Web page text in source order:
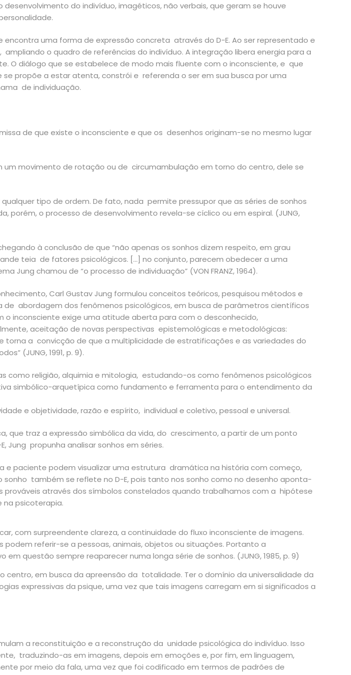
do indivíduo, imagéticos, não verbais, que geram se houve
uma forma de expressão concreta através do D-E. Ao ser representado e
o quadro de referências do indivíduo. A integração libera energia para a
O diálogo que se estabelece de modo mais fluente com o inconsciente, e que
propõe a estar atenta, constrói e referenda o ser em sua busca por uma
de individuação.
de que existe o inconsciente e que os desenhos originam-se no mesmo lugar
movimento de rotação ou de circumambulação em torno do centro, dele se
tipo de ordem. De fato, nada permite pressupor que as séries de sonhos
porém, o processo de desenvolvimento revela-se cíclico ou em espiral. (JUNG,
à conclusão de que “não apenas os sonhos dizem respeito, em grau
teia de fatores psicológicos. […] no conjunto, parecem obedecer a uma
Jung chamou de “o processo de individuação” (VON FRANZ, 1964).
Carl Gustav Jung formulou conceitos teóricos, pesquisou métodos e
abordagem dos fenômenos psicológicos, em busca de parâmetros científicos
o inconsciente exige uma atitude aberta para com o desconhecido,
aceitação de novas perspectivas epistemológicas e metodológicas:
torna a convicção de que a multiplicidade de estratificações e as variedades do
(JUNG, 1991, p. 9).
como religião, alquimia e mitologia, estudando-os como fenômenos psicológicos
simbólico-arquetípica como fundamento e ferramenta para o entendimento da
e objetividade, razão e espírito, individual e coletivo, pessoal e universal.
que traz a expressão simbólica da vida, do crescimento, a partir de um ponto
Jung propunha analisar sonhos em séries.
e paciente podem visualizar uma estrutura dramática na história com começo,
sonho também se reflete no D-E, pois tanto nos sonho como no desenho aponta-
prováveis através dos símbolos constelados quando trabalhamos com a hipótese
psicoterapia.
com surpreendente clareza, a continuidade do fluxo inconsciente de imagens.
referir-se a pessoas, animais, objetos ou situações. Portanto a
questão sempre reaparecer numa longa série de sonhos. (JUNG, 1985, p. 9)
centro, em busca da apreensão da totalidade. Ter o domínio da universalidade da
expressivas da psique, uma vez que tais imagens carregam em si significados a
a reconstituição e a reconstrução da unidade psicológica do indivíduo. Isso
traduzindo-as em imagens, depois em emoções e, por fim, em linguagem,
por meio da fala, uma vez que foi codificado em termos de padrões de